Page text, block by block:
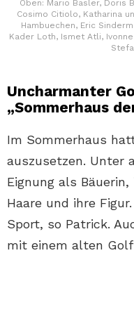
Oben: Mario Basler, Doris
Cosimo Citiolo, Katharina
Hambuechen, Eric
Kader Loth, Ismet Atli,
Uncharmanter
„Sommerhaus
Im Sommerhaus
auszusetzen. Unter
Eignung als
Haare und ihre
Sport, so Patrick.
mit einem alten Golf